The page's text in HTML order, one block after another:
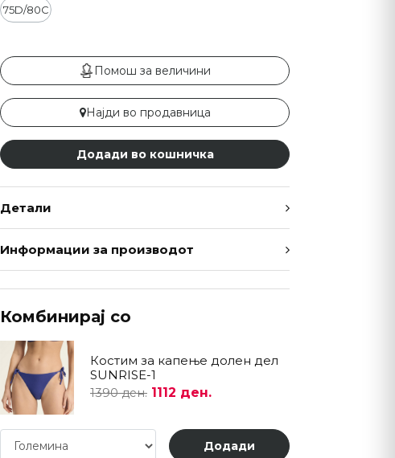
75D/80C
Помош за величини
Најди во продавница
Додади во кошничка
Детали
Информации за производот
Комбинирај со
Костим за капење долен дел
SUNRISE-1
1390 ден. 1112 ден.
Додади